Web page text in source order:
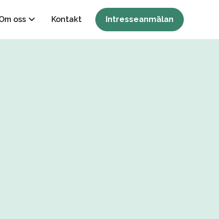
oss Kontakt Intresseanmälan